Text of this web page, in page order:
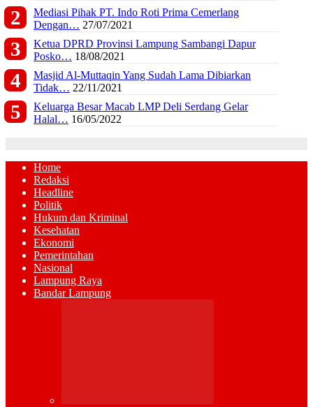
Mediasi Pihak PT. Indo Roti Prima Cemerlang
Dengan… 27/07/2021
Ketua DPRD Provinsi Lampung Sambangi Dapur
Posko… 18/08/2021
Masjid Al-Muttaqin Yang Sudah Lama Dibiarkan
Tidak… 22/11/2021
Keluarga Besar Macab LMP Deli Serdang Gelar
Halal… 16/05/2022
Home
Redaksi
Headline
Politik
Hukum dan Kriminal
Kesehatan
Ekonomi
Pemerintahan
Nasional
Lampung Raya
Bandar Lampung